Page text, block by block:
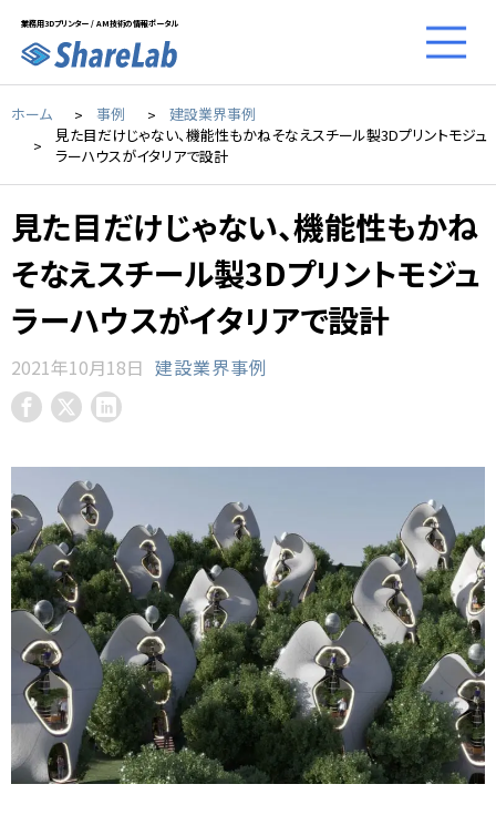
業務用3Dプリンター / AM技術の情報ポータル
ホーム 事例
建設業界事例
見た目だけじゃない、機能性もかねそなえスチール製3Dプリントモジュ
ラーハウスがイタリアで設計
見た目だけじゃない、機能性もかね
そなえスチール製3Dプリントモジュ
ラーハウスがイタリアで設計
2021年10月18日 建設業界事例